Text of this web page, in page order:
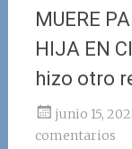
MUERE
HIJA EN
hizo otro
junio 15,
comentarios